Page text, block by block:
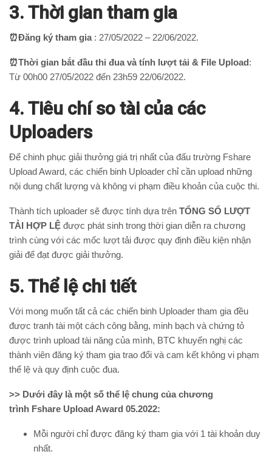
3. Thời gian tham gia
⏰Đăng ký tham gia : 27/05/2022 – 22/06/2022.
⏰Thời gian bắt đầu thi đua và tính lượt tải & File Upload:
Từ 00h00 27/05/2022 đến 23h59 22/06/2022.
4. Tiêu chí so tài của các
Uploaders
Để chinh phục giải thưởng giá trị nhất của đấu trường Fshare
Upload Award, các chiến binh Uploader chỉ cần upload những
nội dung chất lượng và không vi phạm điều khoản của cuộc thi.
Thành tích uploader sẽ được tính dựa trên TỔNG SỐ LƯỢT
TẢI HỢP LỆ được phát sinh trong thời gian diễn ra chương
trình cùng với các mốc lượt tải được quy định điều kiện nhận
giải để đạt được giải thưởng.
5. Thể lệ chi tiết
Với mong muốn tất cả các chiến binh Uploader tham gia đều
được tranh tài một cách công bằng, minh bạch và chứng tỏ
được trình upload tài năng của mình, BTC khuyến nghị các
thành viên đăng ký tham gia trao đổi và cam kết không vi phạm
thể lệ và quy định cuộc đua.
>> Dưới đây là một số thể lệ chung của chương
trình Fshare Upload Award 05.2022:
Mỗi người chỉ được đăng ký tham gia với 1 tài khoản duy
nhất.